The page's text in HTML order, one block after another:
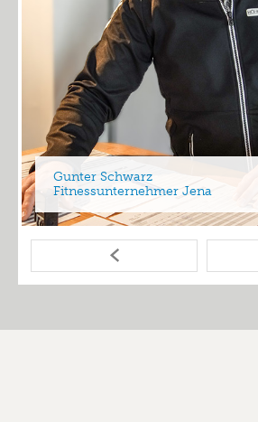
Gunter Schwarz
Fitnessunternehmer Jena